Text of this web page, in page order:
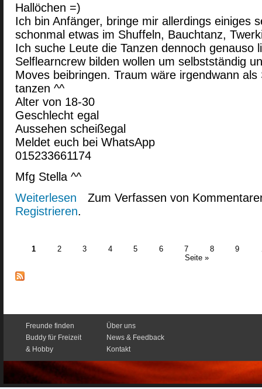
Hallöchen =)
Ich bin Anfänger, bringe mir allerdings einiges
schonmal etwas im Shuffeln, Bauchtanz,
Ich suche Leute die Tanzen dennoch genauso
Selflearncrew bilden wollen um selbstständig
Moves beibringen. Traum wäre irgendwann
tanzen ^^
Alter von 18-30
Geschlecht egal
Aussehen scheißegal
Meldet euch bei WhatsApp
015233661174
Mfg Stella ^^
Weiterlesen über Freie Dancecrew gesucht in Berlin
Zum Verfassen von
Registrieren.
1 2 3 4 5 6 7 8 9
Seite »
Freunde finden
Buddy für Freizeit
& Hobby
Über uns
News & Feedback
Kontakt